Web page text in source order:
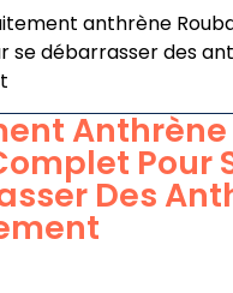
anthrène
se débarrasser des
Anthrène
Pour
Des